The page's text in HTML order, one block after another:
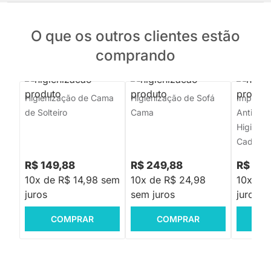
O que os outros clientes estão
comprando
Higienização de Cama
de Solteiro
R$ 149,88
10x de R$ 14,98 sem
juros
COMPRAR
Higienização de Sofá
Cama
R$ 249,88
10x de R$ 24,98
sem juros
COMPRAR
Cadeira
R$
10x de
juros